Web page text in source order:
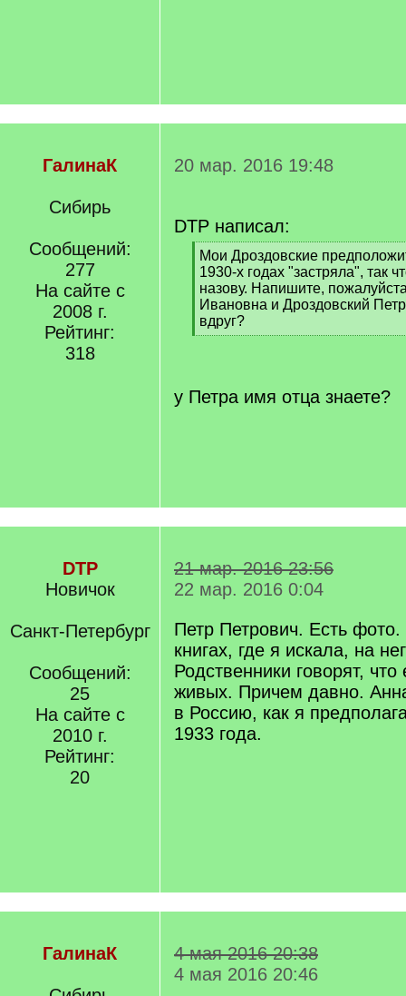
ГалинаК
Сибирь
Сообщений:
277
На сайте с
2008 г.
Рейтинг:
318
20 мар. 2016 19:48
DTP написал:
[
q
]
Мои Дроздовские
1930-х годах "застряла", так
назову. Напишите,
Ивановна и Дроздовский
вдруг?
[
у Петра имя отца знаете?
DTP
Новичок
Санкт-Петербург
Сообщений:
25
На сайте с
2010 г.
Рейтинг:
20
21 мар. 2016 23:56
22 мар. 2016 0:04
Петр Петрович. Есть
книгах, где я искала, на
Родственники говорят,
живых. Причем давно.
в Россию, как я
1933 года.
ГалинаК
4 мая 2016 20:38
4 мая 2016 20:46